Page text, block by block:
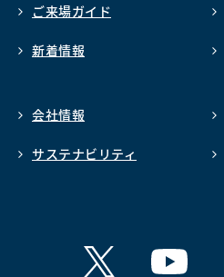
ご来場ガイド
新着情報
会社情報
サステナビリティ